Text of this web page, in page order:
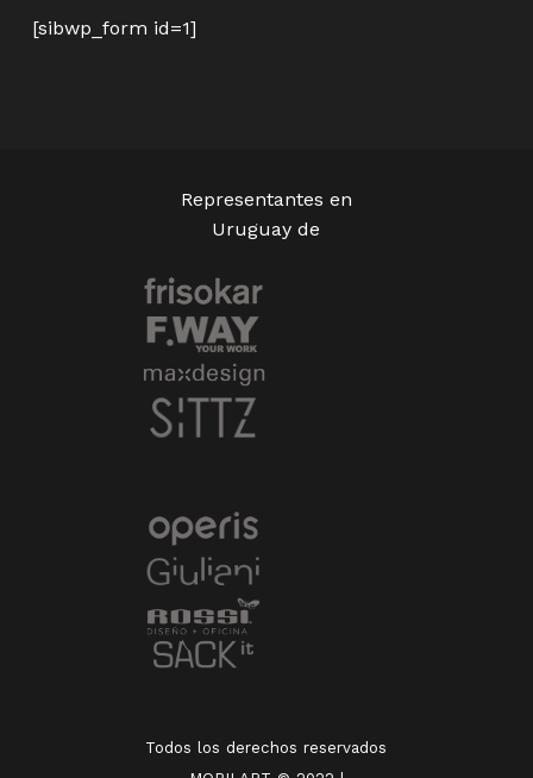
[sibwp_form id=1]
Representantes en
Uruguay de
Todos los derechos reservados